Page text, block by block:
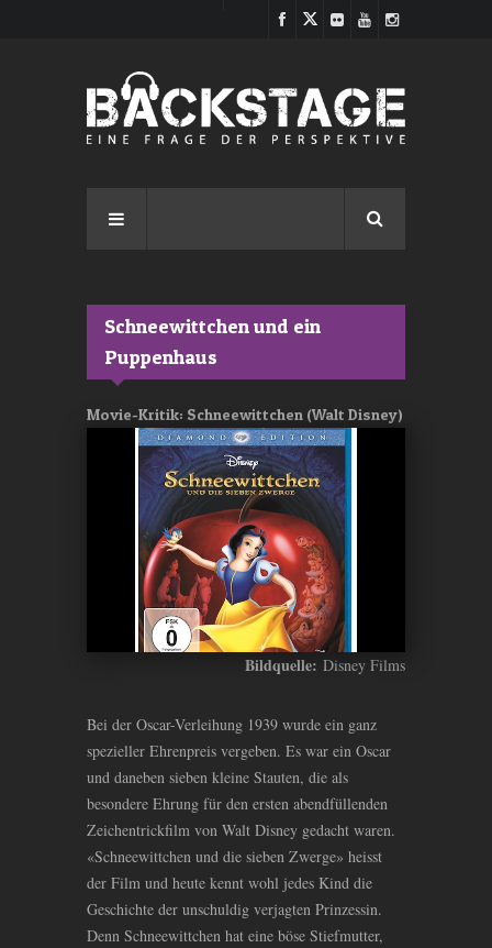
Schneewittchen und ein
Puppenhaus
Movie-Kritik: Schneewittchen (Walt Disney)
Bildquelle: Disney Films
Bei der Oscar-Verleihung 1939 wurde ein ganz
spezieller Ehrenpreis vergeben. Es war ein Oscar
und daneben sieben kleine Stauten, die als
besondere Ehrung für den ersten abendfüllenden
Zeichentrickfilm von Walt Disney gedacht waren.
«Schneewittchen und die sieben Zwerge» heisst
der Film und heute kennt wohl jedes Kind die
Geschichte der unschuldig verjagten Prinzessin.
Denn Schneewittchen hat eine böse Stiefmutter,